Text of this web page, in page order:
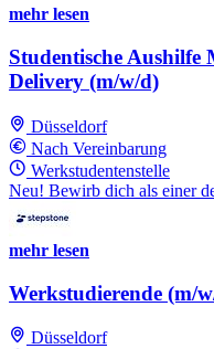
mehr lesen
Studentische
Delivery (m/w/d)
Düsseldorf
Nach Vereinbarung
Werkstudentenstelle
Neu! Bewirb dich als einer
mehr lesen
Werkstudierende (m/
Düsseldorf